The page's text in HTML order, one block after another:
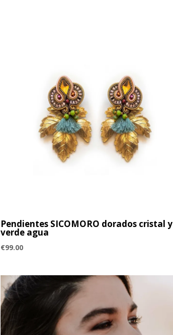
Pendientes SICOMORO dorados cristal y
verde agua
€99.00